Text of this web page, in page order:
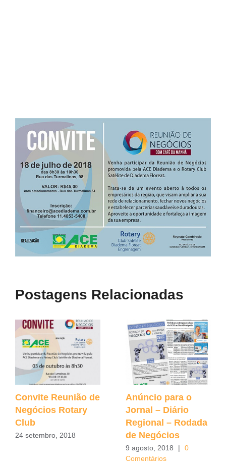
View
Larger
Image
Postagens Relacionadas
Convite Reunião de
Negócios Rotary
Club
24 setembro, 2018
Anúncio para o
Jornal – Diário
Regional – Rodada
de Negócios
9 agosto, 2018 |
0
Comentários